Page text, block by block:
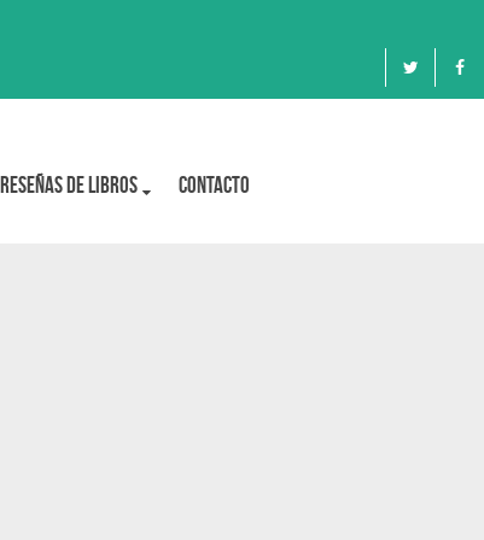
Reseñas de libros Contacto